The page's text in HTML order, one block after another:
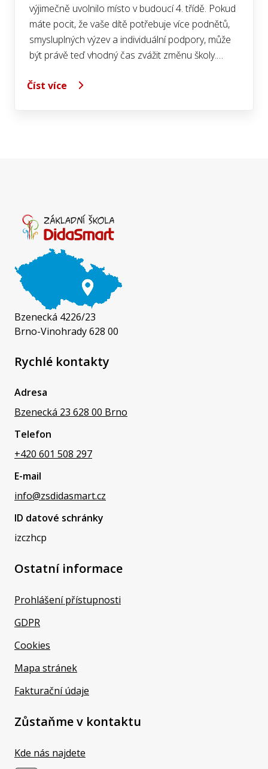
výjimečně uvolnilo místo v budoucí 4. třídě. Pokud
máte pocit, že vaše dítě potřebuje více podnětů,
smysluplných výzev a individuální podpory, může
být právě teď vhodný čas zvážit změnu školy.…
Číst více
Bzenecká 4226/23
Brno-Vinohrady 628 00
Rychlé kontakty
Adresa
Bzenecká 23 628 00 Brno
Telefon
+420 601 508 297
E-mail
info@zsdidasmart.cz
ID datové schránky
izczhcp
Ostatní informace
Prohlášení přístupnosti
GDPR
Cookies
Mapa stránek
Fakturační údaje
Zůstaňme v kontaktu
Kde nás najdete